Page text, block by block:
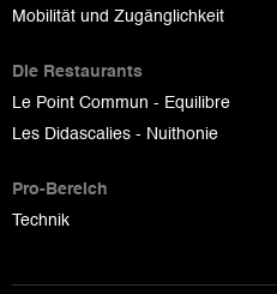
Mobilität und Zugänglichkeit
Die Restaurants
Le Point Commun - Equilibre
Les Didascalies - Nuithonie
Pro-Bereich
Technik